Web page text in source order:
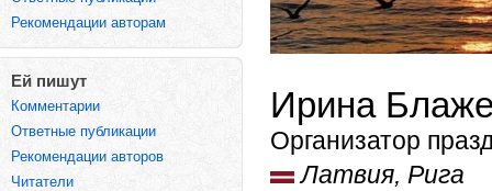
Рекомендации авторам
Ей пишут
Комментарии
Ответные публикации
Рекомендации авторов
Читатели
Ирина
Организатор
Латвия, Рига